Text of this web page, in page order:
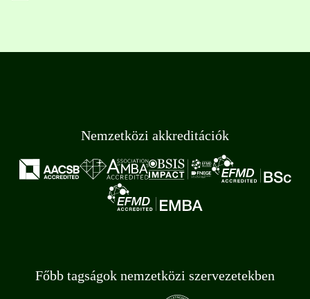
Nemzetközi akkreditációk
Főbb tagságok nemzetközi szervezetekben